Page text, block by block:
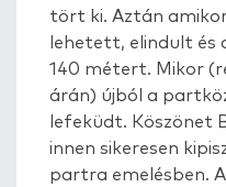
tört ki. Aztán
lehetett, elindult és
140 métert. Mikor
árán) újból a
lefeküdt. Köszönet
innen sikeresen
partra emelésben.